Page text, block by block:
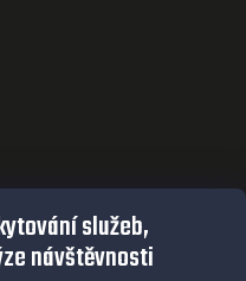
služeb,
návštěvnosti